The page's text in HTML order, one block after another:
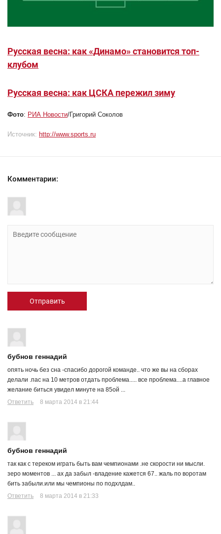
Русская весна: как «Динамо» становится топ-
клубом
Русская весна: как ЦСКА пережил зиму
Фото: РИА Новости/Григорий Соколов
Источник: http://www.sports.ru
Комментарии:
Отправить
бубнов геннадий
опять ночь без сна -спасибо дорогой команде.. что же вы на сборах
делали .пас на 10 метров отдать проблема..... все проблема....а главное
желание биться увидел минуте на 85ой ...
Ответить
8 марта 2014 в 21:44
бубнов геннадий
так как с тереком играть быть вам чемпионами .не скорости ни мысли.
зеро моментов ... ах да забыл -владение кажется 67.. жаль по воротам
бить забыли.или мы чемпионы по подхлдам..
Ответить
8 марта 2014 в 21:33